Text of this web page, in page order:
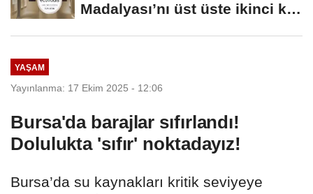
Madalyası’nı üst üste ikinci kez
YAŞAM
Yayınlanma: 17 Ekim 2025 - 12:06
Bursa'da barajlar sıfırlandı!
Dolulukta 'sıfır' noktadayız!
Bursa’da su kaynakları kritik seviyeye